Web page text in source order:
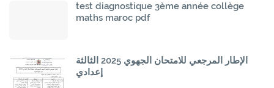
test diagnostique 3ème année collège
maths maroc pdf
الإطار المرجعي للامتحان الجهوي 2025 الثالثة
إعدادي